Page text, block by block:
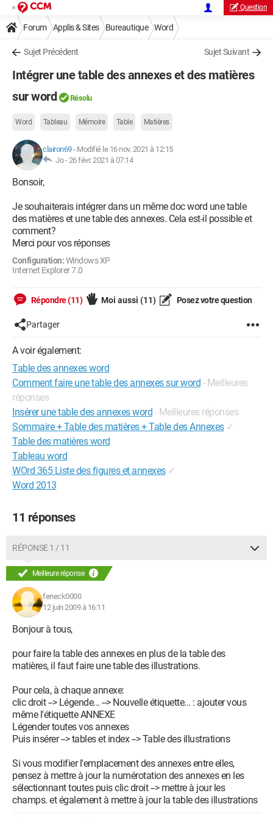
Question
Forum Applis & Sites Bureautique Word
Sujet Précédent Sujet Suivant
Intégrer une table des annexes et des matières
sur word
Résolu
Word Tableau Mémoire Table Matières
clairon69- Modifié le 16 nov. 2021 à 12:15
Jo -26 févr. 2021 à 07:14
Bonsoir,
Je souhaiterais intégrer dans un même doc word une table
des matières et une table des annexes. Cela est-il possible et
comment?
Merci pour vos réponses
Configuration:Windows XP
Internet Explorer 7.0
Répondre (11) Moi aussi (11) Posez votre question
Partager
A voir également:
Table des annexes word
Comment faire une table des annexes sur word - Meilleures
réponses
Insérer une table des annexes word - Meilleures réponses
Sommaire + Table des matières + Table des Annexes ✓
Table des matières word
Tableau word
WOrd 365 Liste des figures et annexes ✓
Word 2013
11 réponses
RÉPONSE 1 / 11
Meilleure réponse
feneck0000
12 juin 2009 à 16:11
Bonjour à tous,
pour faire la table des annexes en plus de la table des
matières, il faut faire une table des illustrations.
Pour cela, à chaque annexe:
clic droit --> Légende... --> Nouvelle étiquette... : ajouter vous
même l'étiquette ANNEXE
Légender toutes vos annexes
Puis insérer --> tables et index --> Table des illustrations
Si vous modifier l'emplacement des annexes entre elles,
pensez à mettre à jour la numérotation des annexes en les
sélectionnant toutes puis clic droit --> mettre à jour les
champs. et également à mettre à jour la table des illustrations